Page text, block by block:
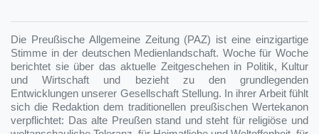
Die Preußische Allgemeine Zeitung (PAZ) ist eine einzigartige
Stimme in der deutschen Medienlandschaft. Woche für Woche
berichtet sie über das aktuelle Zeitgeschehen in Politik, Kultur
und Wirtschaft und bezieht zu den grundlegenden
Entwicklungen unserer Gesellschaft Stellung. In ihrer Arbeit fühlt
sich die Redaktion dem traditionellen preußischen Wertekanon
verpflichtet: Das alte Preußen stand und steht für religiöse und